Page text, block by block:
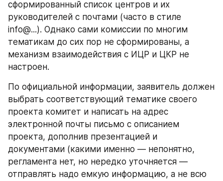
сформированный список центров и их
руководителей с почтами (часто в стиле
info@...). Однако сами комиссии по многим
тематикам до сих пор не сформированы, а
механизм взаимодействия с ИЦР и ЦКР не
настроен.
По официальной информации, заявитель должен
выбрать соответствующий тематике своего
проекта комитет и написать на адрес
электронной почты письмо с описанием
проекта, дополнив презентацией и
документами (какими именно — непонятно,
регламента нет, но нередко уточняется —
отправлять надо емкую информацию, а не всю